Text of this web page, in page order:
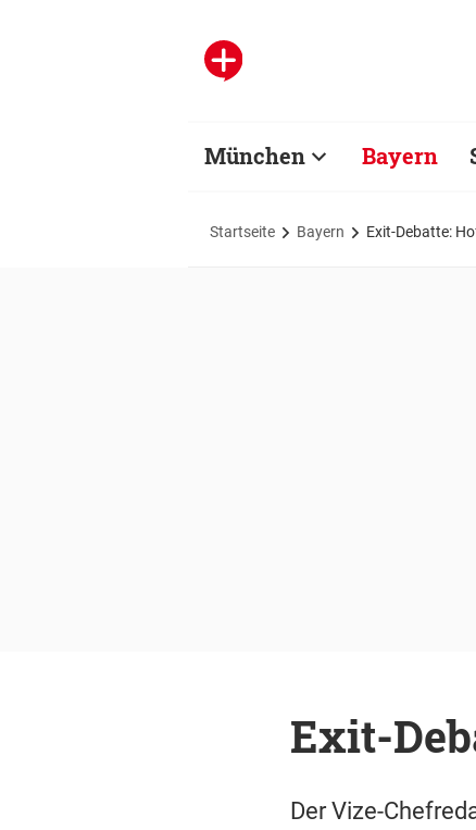
München Bayern
Startseite Bayern Exit-Debatte:
Exit-
Der Vize-